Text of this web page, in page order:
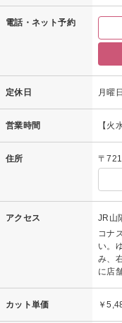
電話・ネット予約
定休日 月曜日
営業時間 【火
住所 〒
アクセス
JR山
コナ
い。
み、
に店
カット単価 ￥